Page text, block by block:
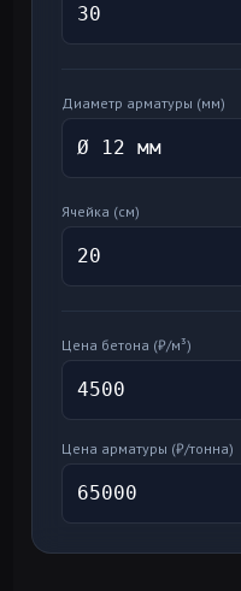
Диаметр арматуры (мм)
Ячейка (см)
Цена бетона (₽/м³)
Цена арматуры (₽/тонна)